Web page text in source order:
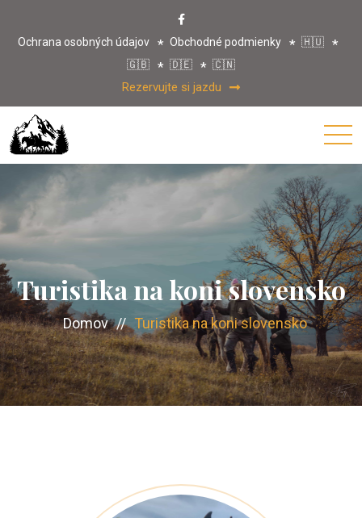
Ochrana osobných údajov Obchodné podmienky
🇭🇺
🇬🇧
🇩🇪 🇨🇳
Rezervujte si jazdu
Turistika na koni slovensko
Domov // Turistika na koni slovensko